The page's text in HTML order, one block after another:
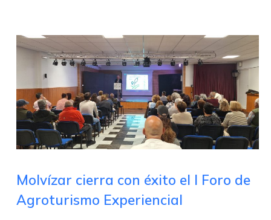
Molvízar cierra con éxito el I Foro de
Agroturismo Experiencial